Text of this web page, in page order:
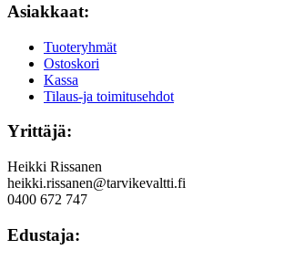
Asiakkaat:
Tuoteryhmät
Ostoskori
Kassa
Tilaus-ja toimitusehdot
Yrittäjä:
Heikki Rissanen
heikki.rissanen@tarvikevaltti.fi
0400 672 747
Edustaja: